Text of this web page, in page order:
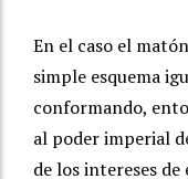
En el caso el
simple esquema
conformando,
al poder imperial
de los intereses